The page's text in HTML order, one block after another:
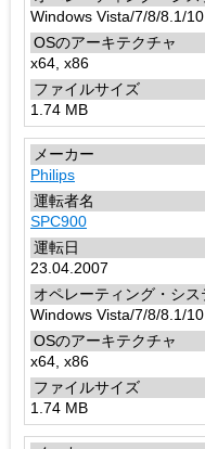
Windows Vista/7/8/8.1/10
x64, x86
1.74 MB
Philips
SPC900
23.04.2007
Windows Vista/7/8/8.1/10
x64, x86
1.74 MB